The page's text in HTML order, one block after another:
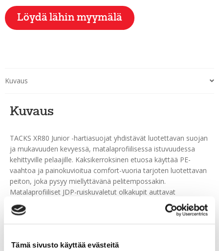
Tämä sivusto käyttää evästeitä
Löydä lähin myymälä
Kuvaus
Kuvaus
TACKS XR80 Junior -hartiasuojat yhdistävät luotettavan suojan
ja mukavuuden kevyessä, matalaprofiilisessa istuvuudessa
kehittyville pelaajille. Kaksikerroksinen etuosa käyttää PE-
vaahtoa ja painokuvioitua comfort-vuoria tarjoten luotettavan
peiton, joka pysyy miellyttävänä pelitempossakin.
Matalaprofiiliset JDP-ruiskuvaletut olkakupit auttavat
ohjaamaan iskut pois hartioista. Puristusmuotoillut etu- ja
takapaneelit, yksiosainen takapaneeli ja PE-selkärankasuoja
irrotettava vatsapehmuste helpottavat säätöä pelaajan